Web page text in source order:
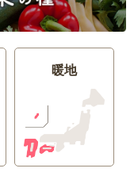
暖地